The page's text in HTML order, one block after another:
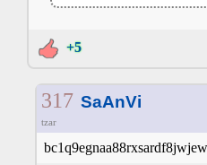
+5
317 SaAnVi
tzar